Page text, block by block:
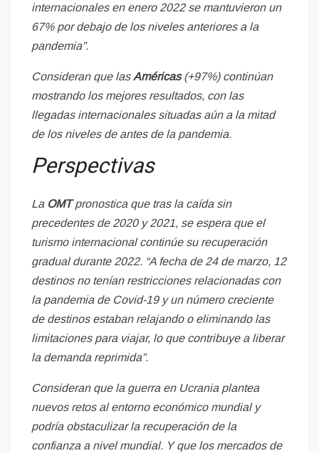
internacionales en enero 2022 se mantuvieron un
67% por debajo de los niveles anteriores a la
pandemia”.
Consideran que lasAméricas(+97%) continúan
mostrando los mejores resultados, con las
llegadas internacionales situadas aún a la mitad
de los niveles de antes de la pandemia.
Perspectivas
La OMTpronostica que tras la caída sin
precedentes de 2020 y 2021, se espera que el
turismo internacional continúe su recuperación
gradual durante 2022. “A fecha de 24 de marzo, 12
destinos no tenían restricciones relacionadas con
la pandemia de Covid-19 y un número creciente
de destinos estaban relajando o eliminando las
limitaciones para viajar, lo que contribuye a liberar
la demanda reprimida”.
Consideran que la guerra en Ucrania plantea
nuevos retos al entorno económico mundial y
podría obstaculizar la recuperación de la
confianza a nivel mundial. Y que los mercados de